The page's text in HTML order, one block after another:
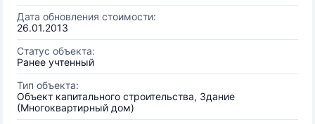
Дата обновления стоимости:
26.01.2013
Статус объекта:
Ранее учтенный
Тип объекта:
Объект капитального строительства, Здание
(Многоквартирный дом)